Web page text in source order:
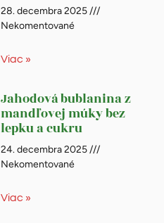
28. decembra 2025
Nekomentované
Viac »
Jahodová bublanina z
mandľovej múky bez
lepku a cukru
24. decembra 2025
Nekomentované
Viac »